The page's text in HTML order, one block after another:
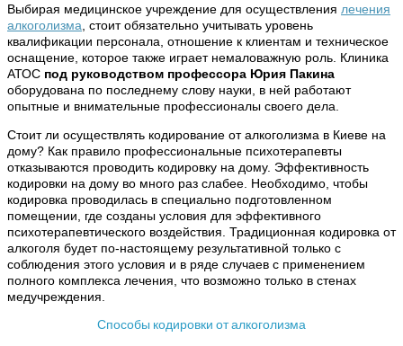
Выбирая медицинское учреждение для осуществления лечения
алкоголизма , стоит обязательно учитывать уровень
квалификации персонала, отношение к клиентам и техническое
оснащение, которое также играет немаловажную роль. Клиника
АТОС под руководством профессора Юрия Пакина
оборудована по последнему слову науки, в ней работают
опытные и внимательные профессионалы своего дела.
Стоит ли осуществлять кодирование от алкоголизма в Киеве на
дому? Как правило профессиональные психотерапевты
отказываются проводить кодировку на дому. Эффективность
кодировки на дому во много раз слабее. Необходимо, чтобы
кодировка проводилась в специально подготовленном
помещении, где созданы условия для эффективного
психотерапевтического воздействия. Традиционная кодировка от
алкоголя будет по-настоящему результативной только с
соблюдения этого условия и в ряде случаев с применением
полного комплекса лечения, что возможно только в стенах
медучреждения.
Способы кодировки от алкоголизма